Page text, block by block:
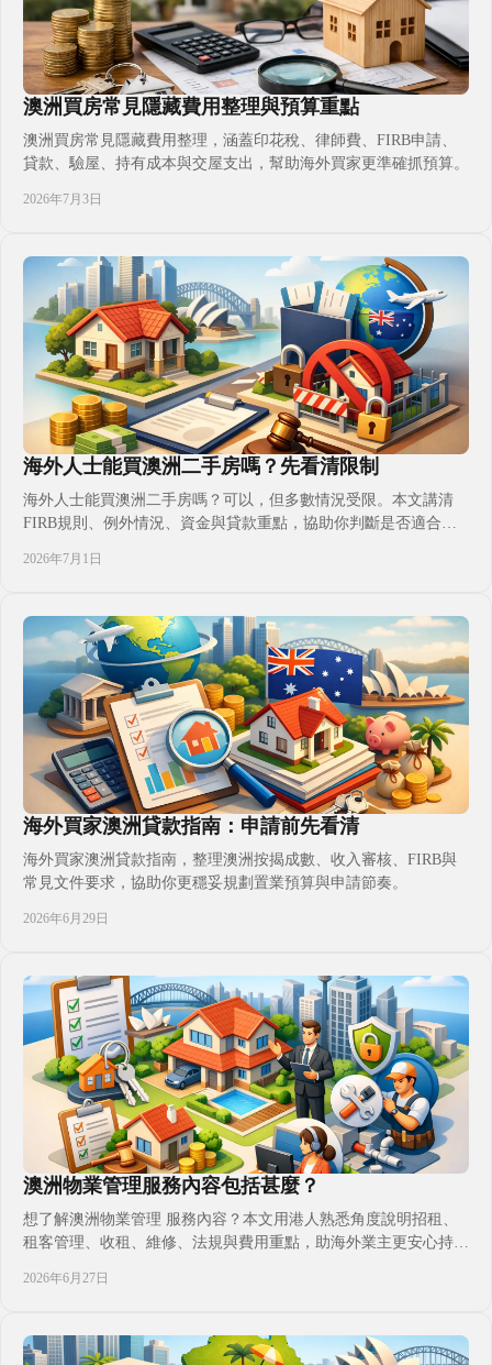
澳洲買房常見隱藏費用整理與預算重點
澳洲買房常見隱藏費用整理，涵蓋印花稅、律師費、FIRB申請、
貸款、驗屋、持有成本與交屋支出，幫助海外買家更準確抓預算。
2026年7月3日
海外人士能買澳洲二手房嗎？先看清限制
海外人士能買澳洲二手房嗎？可以，但多數情況受限。本文講清
FIRB規則、例外情況、資金與貸款重點，協助你判斷是否適合入
2026年7月1日
海外買家澳洲貸款指南：申請前先看清
海外買家澳洲貸款指南，整理澳洲按揭成數、收入審核、FIRB與
常見文件要求，協助你更穩妥規劃置業預算與申請節奏。
2026年6月29日
澳洲物業管理服務內容包括甚麼？
想了解澳洲物業管理 服務內容？本文用港人熟悉角度說明招租、
租客管理、收租、維修、法規與費用重點，助海外業主更安心持有
2026年6月27日